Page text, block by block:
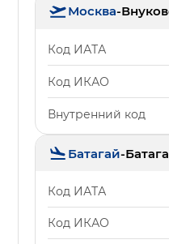
Москва-
Код ИАТА
Код ИКАО
Внутренний код
Батагай-
Код ИАТА
Код ИКАО